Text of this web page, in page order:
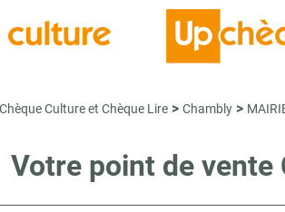
Culture et Chèque Lire > Chambly >
Votre point de vente